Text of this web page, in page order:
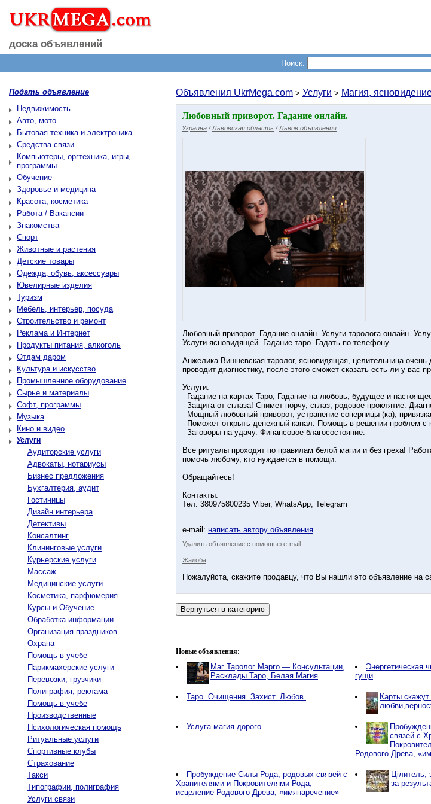
доска объявлений
Поиск:
Подать объявление
Недвижимость
Авто, мото
Бытовая техника и электроника
Средства связи
Компьютеры, оргтехника, игры,
программы
Обучение
Здоровье и медицина
Красота, косметика
Работа / Вакансии
Знакомства
Спорт
Животные и растения
Детские товары
Одежда, обувь, аксессуары
Ювелирные изделия
Туризм
Мебель, интерьер, посуда
Строительство и ремонт
Реклама и Интернет
Продукты питания, алкоголь
Отдам даром
Культура и искусство
Промышленное оборудование
Сырье и материалы
Софт, программы
Музыка
Кино и видео
Услуги
Аудиторские услуги
Адвокаты, нотариусы
Бизнес предложения
Бухгалтерия, аудит
Гостиницы
Дизайн интерьера
Детективы
Консалтинг
Клининговые услуги
Курьерские услуги
Массаж
Медицинские услуги
Косметика, парфюмерия
Курсы и Обучение
Обработка информации
Организация праздников
Охрана
Помощь в учебе
Парикмахерские услуги
Перевозки, грузчики
Полиграфия, реклама
Помощь в учебе
Производственные
Психологическая помощь
Ритуальные услуги
Спортивные клубы
Страхование
Такси
Типографии, полиграфия
Услуги связи
Объявления UkrMega.com > Услуги > Магия,
Любовный приворот. Гадание онлайн.
Украина /Львовская область /Львов объявления
Любовный приворот. Гадание онлайн. Услуги таролога онлайн.
Услуги ясновидящей. Гадание таро. Гадать по телефону.
Анжелика Вишневская таролог, ясновидящая, целительница
проводит диагностику, после этого сможет сказать есть ли у вас
Услуги:
- Гадание на картах Таро, Гадание на любовь, будущее и
- Защита от сглаза! Снимет порчу, сглаз, родовое проклятие.
- Мощный любовный приворот, устранение соперницы (ка),
- Поможет открыть денежный канал. Помощь в решении проблем с
- Заговоры на удачу. Финансовое благосостояние.
Все ритуалы проходят по правилам белой магии и без греха!
помочь любому, кто нуждается в помощи.
Обращайтесь!
Контакты:
Тел: 380975800235 Viber, WhatsApp, Telegram
e-mail: написать автору объявления
Удалить объявление с помощью e-mail
Жалоба
Пожалуйста, скажите продавцу, что Вы нашли это объявление на
Новые объявления:
Маг Таролог Марго — Консультации,
Расклады Таро, Белая Магия
Энергетическая
гущи
Таро. Очищення. Захист. Любов.
Карты
Услуга магия дорого
связей с
Родового Древа,
Пробуждение Силы Рода, родовых связей с
Хранителями и Покровителями Рода,
исцеление Родового Древа, «имянаречение»
Цілитель,
за